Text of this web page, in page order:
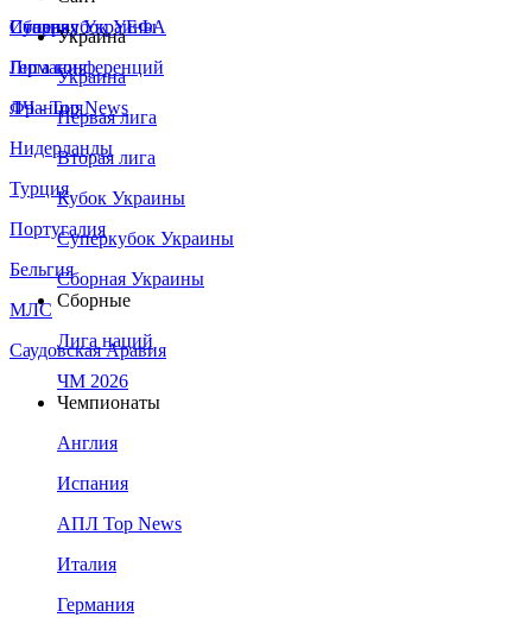
Сборная Украины
Италия
Германия
Франция
Нидерланды
Турция
Португалия
Бельгия
МЛС
Саудовская Аравия
Суперкубок УЕФА
Лига конференций
ЛЧ - Top News
Украина
Украина
Первая лига
Вторая лига
Кубок Украины
Суперкубок Украины
Сборная Украины
Сборные
Лига наций
ЧМ 2026
Чемпионаты
Англия
Испания
АПЛ Top News
Италия
Германия